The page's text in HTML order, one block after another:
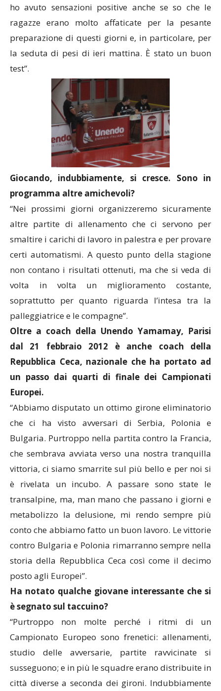
ho avuto sensazioni positive anche se so che le
ragazze erano molto affaticate per la pesante
preparazione di questi giorni e, in particolare, per
la seduta di pesi di ieri mattina. È stato un buon
test”.
Giocando, indubbiamente, si cresce. Sono in
programma altre amichevoli?
“Nei prossimi giorni organizzeremo sicuramente
altre partite di allenamento che ci servono per
smaltire i carichi di lavoro in palestra e per provare
certi automatismi. A questo punto della stagione
non contano i risultati ottenuti, ma che si veda di
volta in volta un miglioramento costante,
soprattutto per quanto riguarda l’intesa tra la
palleggiatrice e le compagne”.
Oltre a coach della Unendo Yamamay, Parisi
dal 21 febbraio 2012 è anche coach della
Repubblica Ceca, nazionale che ha portato ad
un passo dai quarti di finale dei Campionati
Europei.
“Abbiamo disputato un ottimo girone eliminatorio
che ci ha visto avversari di Serbia, Polonia e
Bulgaria. Purtroppo nella partita contro la Francia,
che sembrava avviata verso una nostra tranquilla
vittoria, ci siamo smarrite sul più bello e per noi si
è rivelata un incubo. A passare sono state le
transalpine, ma, man mano che passano i giorni e
metabolizzo la delusione, mi rendo sempre più
conto che abbiamo fatto un buon lavoro. Le vittorie
contro Bulgaria e Polonia rimarranno sempre nella
storia della Repubblica Ceca così come il decimo
posto agli Europei”.
Ha notato qualche giovane interessante che si
è segnato sul taccuino?
“Purtroppo non molte perché i ritmi di un
Campionato Europeo sono frenetici: allenamenti,
studio delle avversarie, partite ravvicinate si
susseguono; e in più le squadre erano distribuite in
città diverse a seconda dei gironi. Indubbiamente